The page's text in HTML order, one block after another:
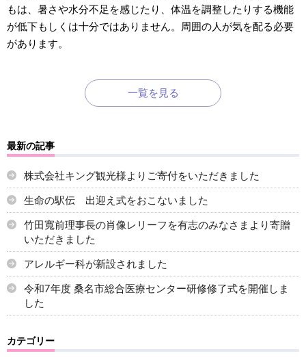
もは、暑さや水分不足を感じたり、体温を調整したりする機能
が低下もしくは十分ではありません。周囲の人が気を配る必要
があります。
一覧を見る
最新の記事
株式会社キング観光様よりご寄付をいただきました
生命の駅伝 出迎え式をおこないました
竹田寬前理事長の肖像レリーフを有志のみなさまより寄贈
いただきました
アレルギー科が新設されました
令和7年度 桑名市総合医療センター研修修了式を開催しま
した
カテゴリー